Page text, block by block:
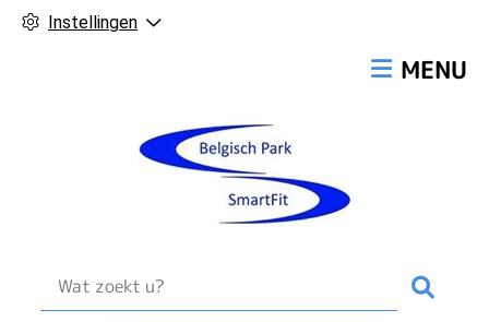
Instellingen
MENU